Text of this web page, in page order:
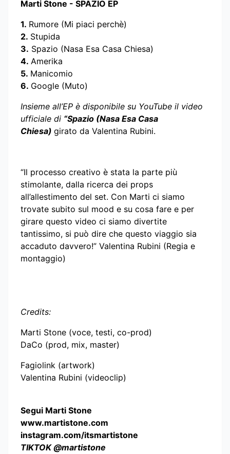
Marti Stone - SPAZIO EP
1. Rumore (Mi piaci perchè)
2. Stupida
3. Spazio (Nasa Esa Casa Chiesa)
4. Amerika
5. Manicomio
6. Google (Muto)
Insieme all’EP è disponibile su YouTube il video
ufficiale di “Spazio (Nasa Esa Casa
Chiesa) girato da Valentina Rubini.
“Il processo creativo è stata la parte più
stimolante, dalla ricerca dei props
all’allestimento del set. Con Marti ci siamo
trovate subito sul mood e su cosa fare e per
girare questo video ci siamo divertite
tantissimo, si può dire che questo viaggio sia
accaduto davvero!” Valentina Rubini (Regia e
montaggio)
Credits:
Marti Stone (voce, testi, co-prod)
DaCo (prod, mix, master)
Fagiolink (artwork)
Valentina Rubini (videoclip)
Segui Marti Stone
www.martistone.com
instagram.com/itsmartistone
TIKTOK @martistone